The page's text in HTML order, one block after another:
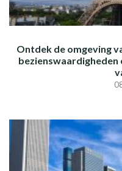
Ontdek de omgeving
bezienswaardigheden